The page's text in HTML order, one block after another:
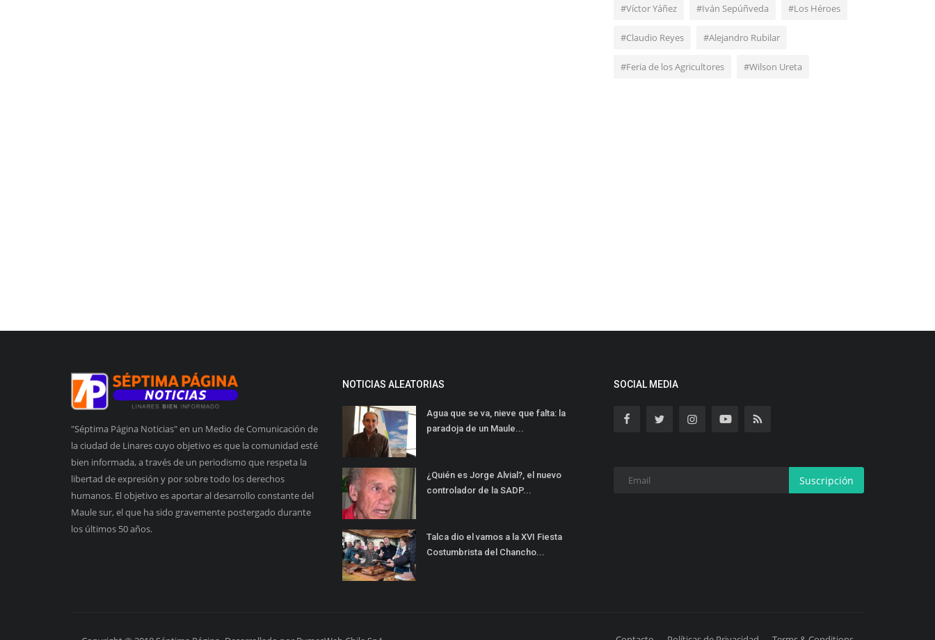
#Víctor Yáñez #Iván Sepúñveda #Los Héroes
#Claudio Reyes #Alejandro Rubilar
#Feria de los Agricultores #Wilson Ureta
"Séptima Página Noticias" en un Medio de Comunicación de
la ciudad de Linares cuyo objetivo es que la comunidad esté
bien informada, a través de un periodismo que respeta la
libertad de expresión y por sobre todo los derechos
humanos. El objetivo es aportar al desarrollo constante del
Maule sur, el que ha sido gravemente postergado durante
los últimos 50 años.
NOTICIAS ALEATORIAS
Agua que se va, nieve que falta: la
paradoja de un Maule...
¿Quién es Jorge Alvial?, el nuevo
controlador de la SADP...
Talca dio el vamos a la XVI Fiesta
Costumbrista del Chancho...
SOCIAL MEDIA
Suscripción